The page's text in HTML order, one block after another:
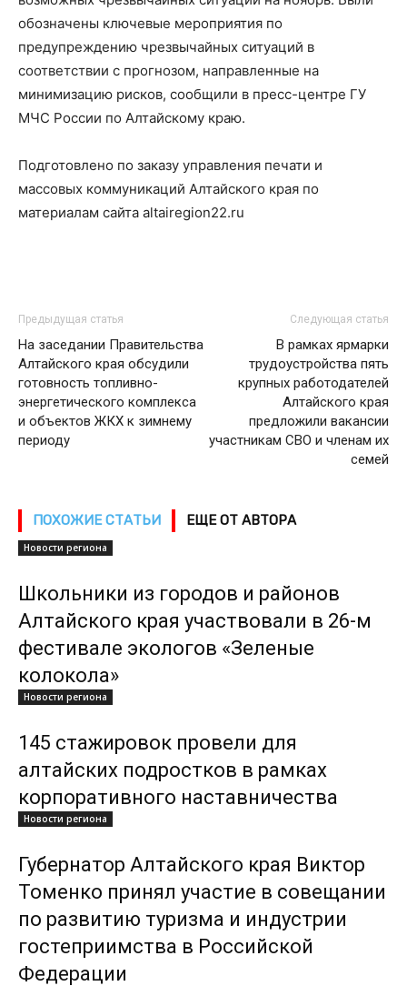
обозначены ключевые мероприятия по
предупреждению чрезвычайных ситуаций в
соответствии с прогнозом, направленные на
минимизацию рисков, сообщили в пресс-центре ГУ
МЧС России по Алтайскому краю.
Подготовлено по заказу управления печати и
массовых коммуникаций Алтайского края по
материалам сайта altairegion22.ru
Предыдущая статья
На заседании Правительства
Алтайского края обсудили
готовность топливно-
энергетического комплекса
и объектов ЖКХ к зимнему
периоду
Следующая статья
В рамках ярмарки
трудоустройства пять
крупных работодателей
Алтайского края
предложили вакансии
участникам СВО и членам их
семей
ПОХОЖИЕ СТАТЬИ ЕЩЕ ОТ АВТОРА
Новости региона
Школьники из городов и районов
Алтайского края участвовали в 26-м
фестивале экологов «Зеленые
колокола»
Новости региона
145 стажировок провели для
алтайских подростков в рамках
корпоративного наставничества
Новости региона
Губернатор Алтайского края Виктор
Томенко принял участие в совещании
по развитию туризма и индустрии
гостеприимства в Российской
Федерации